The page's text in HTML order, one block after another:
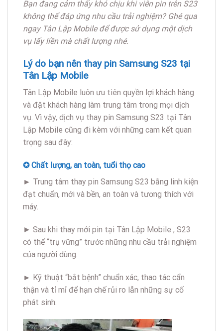
Bạn đang cảm thấy khó chịu khi viên pin trên S23
không thể đáp ứng nhu cầu trải nghiệm? Ghé qua
ngay Tân Lập Mobile để được sử dụng một dịch
vụ lấy liền mà chất lượng nhé.
Lý do bạn nên thay pin Samsung S23 tại
Tân Lập Mobile
Tân Lập Mobile luôn ưu tiên quyền lợi khách hàng
và đặt khách hàng làm trung tâm trong mọi dịch
vụ. Vì vậy, dịch vụ thay pin Samsung S23 tại Tân
Lập Mobile cũng đi kèm với những cam kết quan
trọng sau đây:
✪ Chất lượng, an toàn, tuổi thọ cao
► Trung tâm thay pin Samsung S23 bằng linh kiện
đạt chuẩn, mới và bền, an toàn và tương thích với
máy.
► Sau khi thay mới pin tại Tân Lập Mobile , S23
có thể “trụ vững” trước những nhu cầu trải nghiệm
của người dùng.
► Kỹ thuật “bắt bệnh” chuẩn xác, thao tác cẩn
thận và tỉ mỉ để hạn chế rủi ro lẫn những sự cố
phát sinh.